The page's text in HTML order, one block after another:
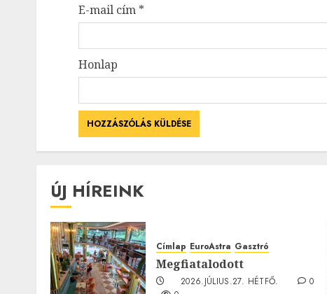
E-mail cím *
Honlap
ÚJ HÍREINK
Címlap EuroAstra Gasztró
Megfiatalodott
2026.JÚLIUS.27. HÉTFŐ.
0